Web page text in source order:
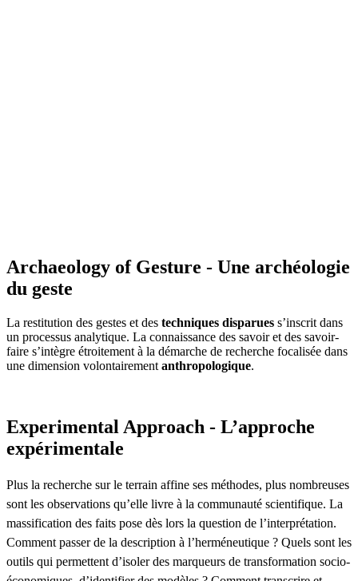
Archaeology of Gesture - Une archéologie
du geste
La restitution des gestes et des techniques disparues s’inscrit dans
un processus analytique. La connaissance des savoir et des savoir-
faire s’intègre étroitement à la démarche de recherche focalisée dans
une dimension volontairement anthropologique.
Experimental Approach - L’approche
expérimentale
Plus la recherche sur le terrain affine ses méthodes, plus nombreuses
sont les observations qu’elle livre à la communauté scientifique. La
massification des faits pose dès lors la question de l’interprétation.
Comment passer de la description à l’herméneutique ? Quels sont les
outils qui permettent d’isoler des marqueurs de transformation socio-